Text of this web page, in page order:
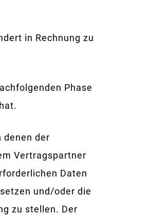
in Rechnung zu
Phase
denen der
Vertragspartner
Daten
und/oder die
zu stellen. Der